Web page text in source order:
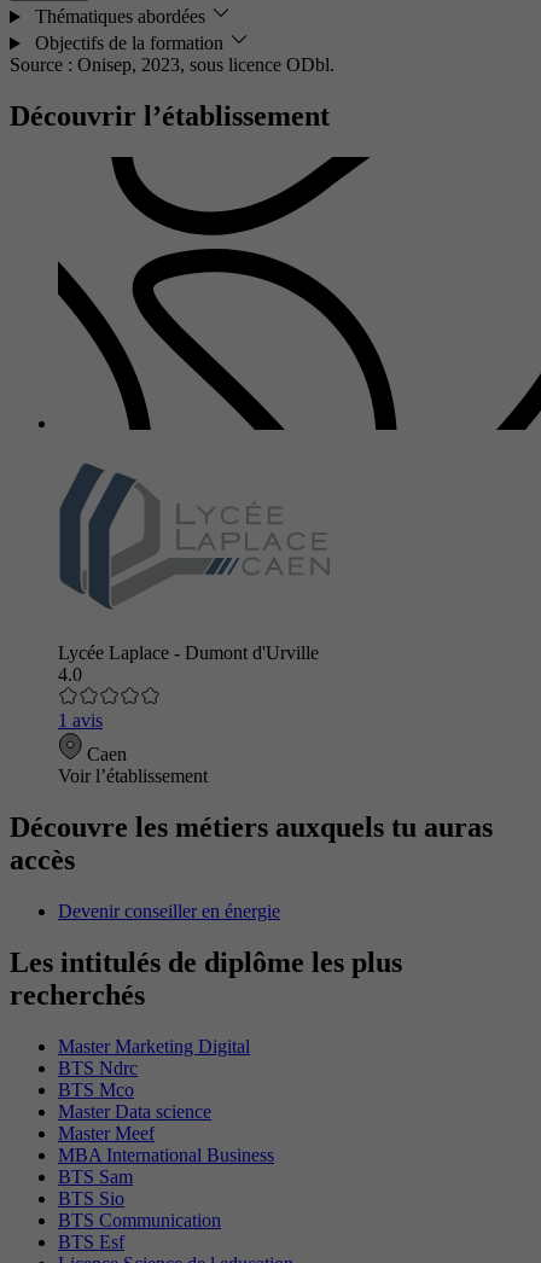
Thématiques abordées
Objectifs de la formation
Source : Onisep, 2023, sous licence ODbl.
Découvrir l’établissement
Lycée Laplace - Dumont d'Urville
4.0
1 avis
Caen
Voir l’établissement
Découvre les métiers auxquels tu auras
accès
Devenir conseiller en énergie
Les intitulés de diplôme les plus
recherchés
Master Marketing Digital
BTS Ndrc
BTS Mco
Master Data science
Master Meef
MBA International Business
BTS Sam
BTS Sio
BTS Communication
BTS Esf